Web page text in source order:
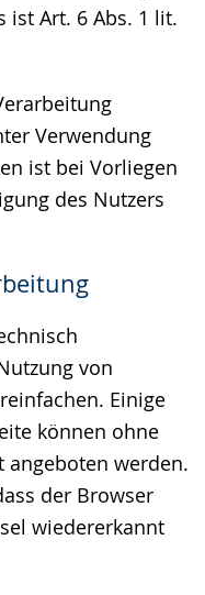
ist Art. 6 Abs. 1 lit.
Verwendung
ist bei Vorliegen
des Nutzers
von
Einige
können ohne
angeboten werden.
der Browser
wiedererkannt